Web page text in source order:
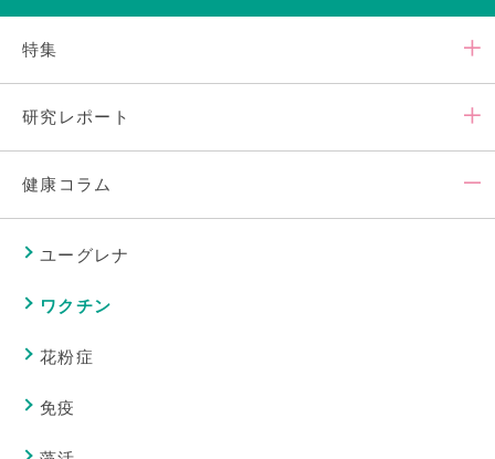
特集
研究レポート
健康コラム
ユーグレナ
ワクチン
花粉症
免疫